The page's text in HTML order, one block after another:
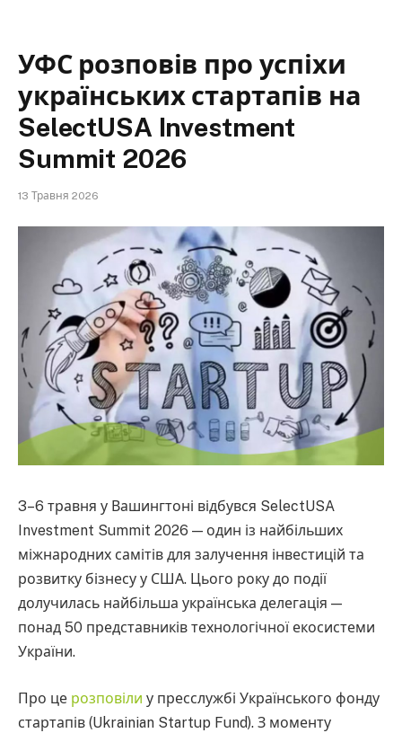
УФС розповів про успіхи
українських стартапів на
SelectUSA Investment
Summit 2026
13 Травня 2026
3–6 травня у Вашингтоні відбувся SelectUSA
Investment Summit 2026 — один із найбільших
міжнародних самітів для залучення інвестицій та
розвитку бізнесу у США. Цього року до події
долучилась найбільша українська делегація —
понад 50 представників технологічної екосистеми
України.
Про це розповіли у пресслужбі Українського фонду
стартапів (Ukrainian Startup Fund). З моменту